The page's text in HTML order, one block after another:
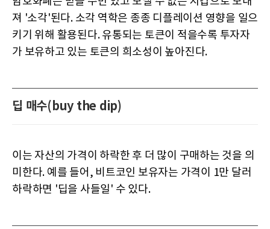
져 '소각'된다. 소각 역학은 종종 디플레이션 영향을 일으
키기 위해 활용된다. 유통되는 토큰이 적을수록 투자자
가 보유하고 있는 토큰의 희소성이 높아진다.
딥 매수(buy the dip)
이는 자산의 가격이 하락한 후 더 많이 구매하는 것을 의
미한다. 예를 들어, 비트코인 보유자는 가격이 1만 달러
하락하면 '딥을 사들일' 수 있다.